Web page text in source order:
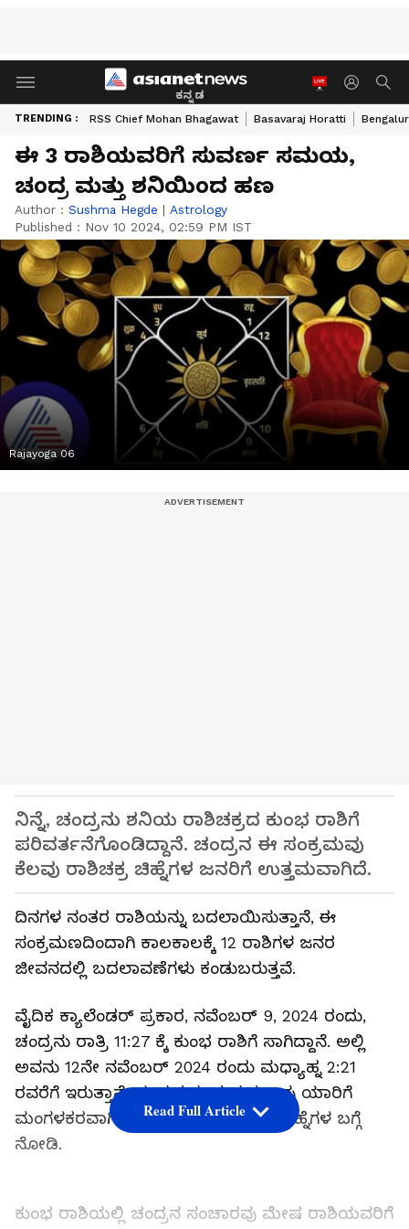
ಕನ್ನಡ
TRENDING : RSS Chief Mohan Bhagawat Basavaraj Horatti
ಈ 3 ರಾಶಿಯವರಿಗೆ ಸುವರ್ಣ ಸಮಯ,
ಚಂದ್ರ ಮತ್ತು ಶನಿಯಿಂದ ಹಣ
Author : Sushma Hegde | Astrology
Published : Nov 10 2024, 02:59 PM IST
Rajayoga 06
ನಿನ್ನೆ, ಚಂದ್ರನು ಶನಿಯ ರಾಶಿಚಕ್ರದ ಕುಂಭ ರಾಶಿಗೆ
ಪರಿವರ್ತನೆಗೊಂಡಿದ್ದಾನೆ. ಚಂದ್ರನ ಈ ಸಂಕ್ರಮವು
ಕೆಲವು ರಾಶಿಚಕ್ರ ಚಿಹ್ನೆಗಳ ಜನರಿಗೆ ಉತ್ತಮವಾಗಿದೆ.
ದಿನಗಳ ನಂತರ ರಾಶಿಯನ್ನು ಬದಲಾಯಿಸುತ್ತಾನೆ, ಈ
ಸಂಕ್ರಮಣದಿಂದಾಗಿ ಕಾಲಕಾಲಕ್ಕೆ 12 ರಾಶಿಗಳ ಜನರ
ಜೀವನದಲ್ಲಿ ಬದಲಾವಣೆಗಳು ಕಂಡುಬರುತ್ತವೆ.
ವೈದಿಕ ಕ್ಯಾಲೆಂಡರ್ ಪ್ರಕಾರ, ನವೆಂಬರ್ 9, 2024 ರಂದು,
ಚಂದ್ರನು ರಾತ್ರಿ 11:27 ಕ್ಕೆ ಕುಂಭ ರಾಶಿಗೆ ಸಾಗಿದ್ದಾನೆ. ಅಲ್ಲಿ
ಅವನು 12ನೇ ನವೆಂಬರ್ 2024 ರಂದು ಮಧ್ಯಾಹ್ನ 2:21
ರವರೆಗೆ ಇರುತ್ತಾನೆ. ಚಂದ್ರನ ಈ ಸಂಕ್ರಮಣವು ಯಾರಿಗೆ
ಮಂಗಳಕರವಾಗಿರುತ್ತದೆಯೋ ಆ ರಾಶಿಚಕ್ರ ಚಿಹ್ನೆಗಳ ಬಗ್ಗೆ
ನೋಡಿ.
ಕುಂಭ ರಾಶಿಯಲ್ಲಿ ಚಂದ್ರನ ಸಂಚಾರವು ಮೇಷ ರಾಶಿಯವರಿಗೆ
Read Full Article